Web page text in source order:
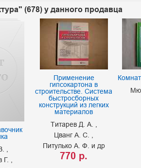
(678) у данного продавца
Г.
Применение
гипсокартона в
строительстве. Система
быстросборных
конструкций из легких
материалов
Титарев Д. А.
Цванг А. С.
Питулько А. Ф. и др
770 р.